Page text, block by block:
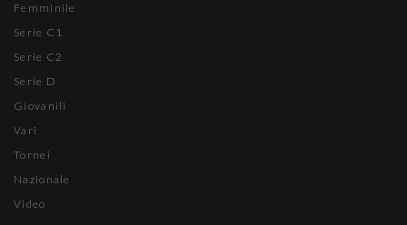
Femminile
Serie C1
Serie C2
Serie D
Giovanili
Vari
Tornei
Nazionale
Video